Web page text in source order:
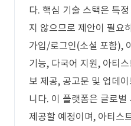
다. 핵심 기술 스택은 특
지 않으므로 제안이 필요
가입/로그인(소셜 포함),
기능, 다국어 지원, 아티
보 제공, 공고문 및 업데
니다. 이 플랫폼은 글로
제공할 예정이며, 아티스